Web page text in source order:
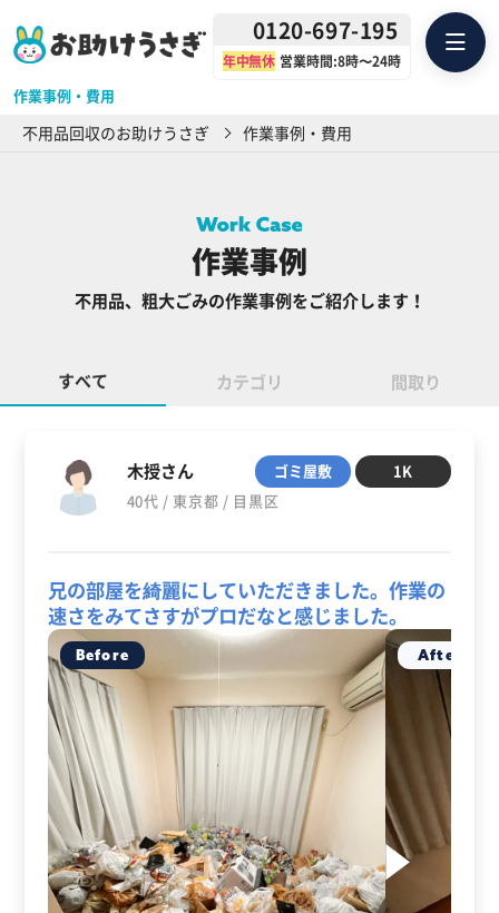
作業事例・費用
0120-697-195
年中無休 営業時間:8時〜24時
不用品回収のお助けうさぎ 作業事例・費用
作業事例
不用品、粗大ごみの作業事例をご紹介します！
すべて カテゴリ 間取り
木授さん
40代 / 東京都 / 目黒区
ゴミ屋敷 1K
兄の部屋を綺麗にしていただきました。作業の
速さをみてさすがプロだなと感じました。